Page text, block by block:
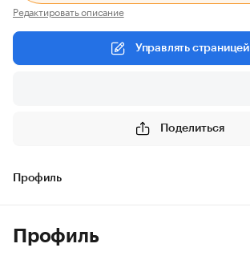
Редактировать описание
Управлять страницей
Поделиться
Профиль
Профиль